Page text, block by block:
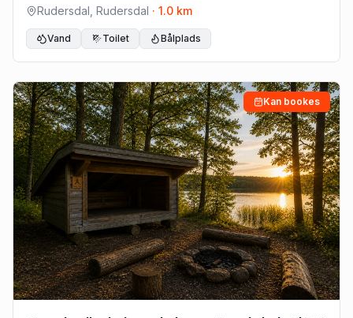
6 Rudersdal Rudersdal · 1.0 km
Vand Toilet Bålplads
Kan bookes